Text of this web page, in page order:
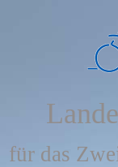
für das